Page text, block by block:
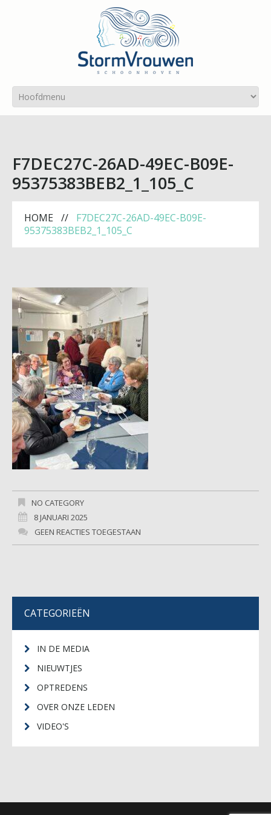
F7DEC27C-26AD-49EC-B09E-
95375383BEB2_1_105_C
HOME
F7DEC27C-26AD-49EC-B09E-
95375383BEB2_1_105_C
NO CATEGORY
8 JANUARI 2025
GEEN REACTIES TOEGESTAAN
CATEGORIEËN
IN DE MEDIA
NIEUWTJES
OPTREDENS
OVER ONZE LEDEN
VIDEO'S